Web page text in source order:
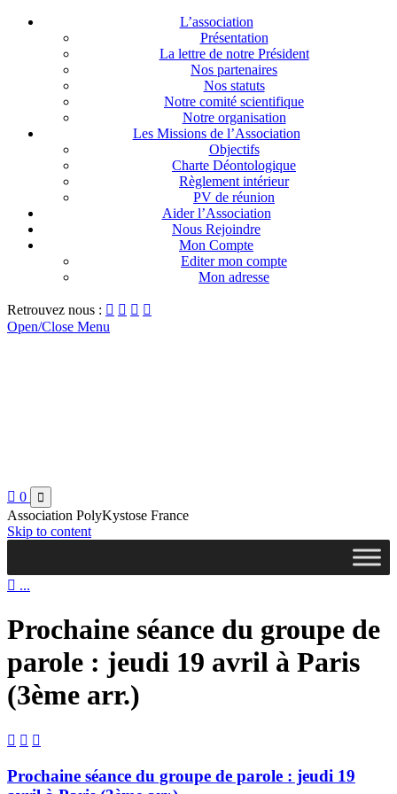
L’association
Présentation
La lettre de notre Président
Nos partenaires
Nos statuts
Notre comité scientifique
Notre organisation
Les Missions de l’Association
Objectifs
Charte Déontologique
Règlement intérieur
PV de réunion
Aider l’Association
Nous Rejoindre
Mon Compte
Editer mon compte
Mon adresse
Retrouvez nous :    
Open/Close Menu
 0 
Association PolyKystose France
Skip to content
 ...
Prochaine séance du groupe de
parole : jeudi 19 avril à Paris
(3ème arr.)
  
Prochaine séance du groupe de parole : jeudi 19